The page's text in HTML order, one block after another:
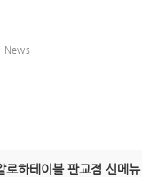
News
로하테이블 판교점 신메